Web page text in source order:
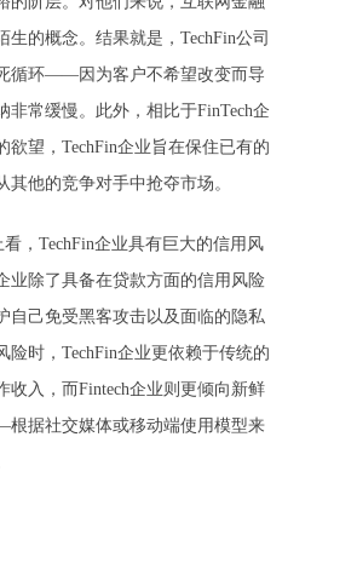
生的概念。结果就是，TechFin公司
循环——因为客户不希望改变而导
非常缓慢。此外，相比于FinTech企
欲望，TechFin企业旨在保住已有的
其他的竞争对手中抢夺市场。
看，TechFin企业具有巨大的信用风
业除了具备在贷款方面的信用风险
自己免受黑客攻击以及面临的隐私
险时，TechFin企业更依赖于传统的
收入，而Fintech企业则更倾向新鲜
据社交媒体或移动端使用模型来